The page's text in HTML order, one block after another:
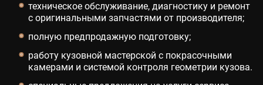
техническое обслуживание, диагностику и ремонт
с оригинальными запчастями от производителя;
полную предпродажную подготовку;
работу кузовной мастерской с покрасочными
камерами и системой контроля геометрии кузова.